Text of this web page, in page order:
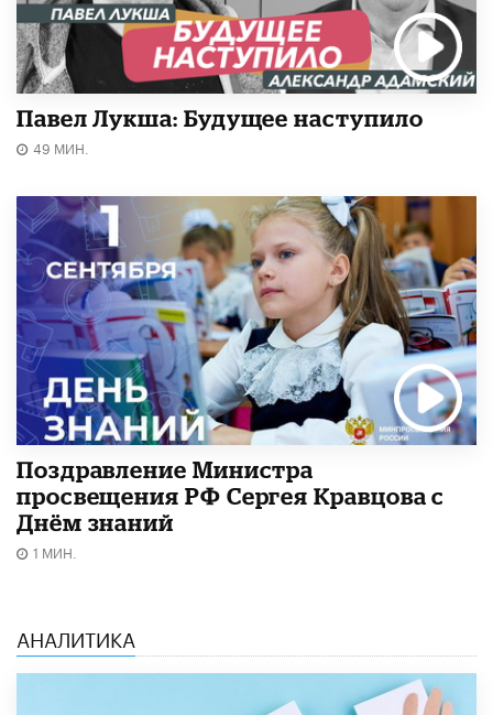
Павел Лукша: Будущее наступило
49 МИН.
Поздравление Министра
просвещения РФ Сергея Кравцова с
Днём знаний
1 МИН.
АНАЛИТИКА